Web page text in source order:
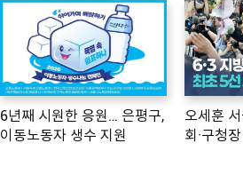
6년째 시원한 응원… 은평구,
이동노동자 생수 지원
오세훈
회·구청